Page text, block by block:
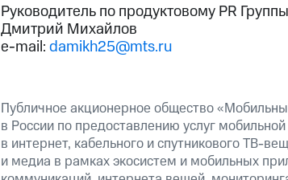
Руководитель по продуктовому PR
Дмитрий Михайлов
e-mail:damikh25@mts.ru
Публичное акционерное общество
в России по предоставлению услуг
в интернет, кабельного и спутникового ТВ-
и медиа в рамках экосистем и мобильных